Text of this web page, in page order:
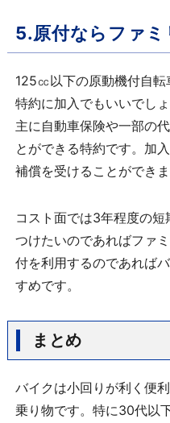
5.原付ならファミ
125㏄以下の原動機付自
特約に加入でもいいでし
主に自動車保険や一部の
とができる特約です。加
補償を受けることができま
コスト面では3年程度の
つけたいのであればファ
付を利用するのであれば
すめです。
まとめ
バイクは小回りが利く便
乗り物です。特に30代以